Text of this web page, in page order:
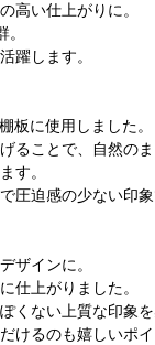
高い仕上がりに。
躍します。
板に使用しました。
ることで、自然のま
す。
圧迫感の少ない印象
ザインに。
仕上がりました。
くない上質な印象を
けるのも嬉しいポイ